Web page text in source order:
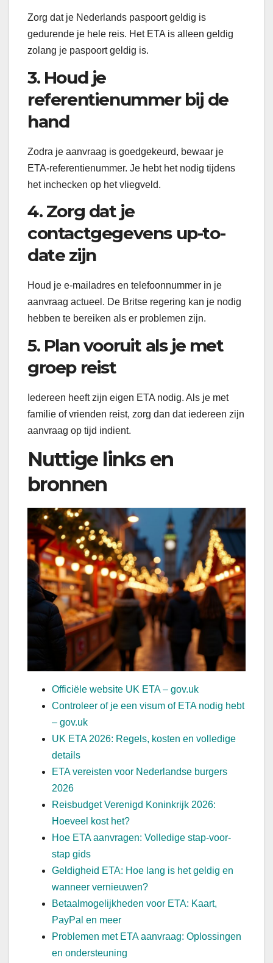
Zorg dat je Nederlands paspoort geldig is
gedurende je hele reis. Het ETA is alleen geldig
zolang je paspoort geldig is.
3. Houd je
referentienummer bij de
hand
Zodra je aanvraag is goedgekeurd, bewaar je
ETA-referentienummer. Je hebt het nodig tijdens
het inchecken op het vliegveld.
4. Zorg dat je
contactgegevens up-to-
date zijn
Houd je e-mailadres en telefoonnummer in je
aanvraag actueel. De Britse regering kan je nodig
hebben te bereiken als er problemen zijn.
5. Plan vooruit als je met
groep reist
Iedereen heeft zijn eigen ETA nodig. Als je met
familie of vrienden reist, zorg dan dat iedereen zijn
aanvraag op tijd indient.
Nuttige links en
bronnen
Officiële website UK ETA – gov.uk
Controleer of je een visum of ETA nodig hebt
– gov.uk
UK ETA 2026: Regels, kosten en volledige
details
ETA vereisten voor Nederlandse burgers
2026
Reisbudget Verenigd Koninkrijk 2026:
Hoeveel kost het?
Hoe ETA aanvragen: Volledige stap-voor-
stap gids
Geldigheid ETA: Hoe lang is het geldig en
wanneer vernieuwen?
Betaalmogelijkheden voor ETA: Kaart,
PayPal en meer
Problemen met ETA aanvraag: Oplossingen
en ondersteuning